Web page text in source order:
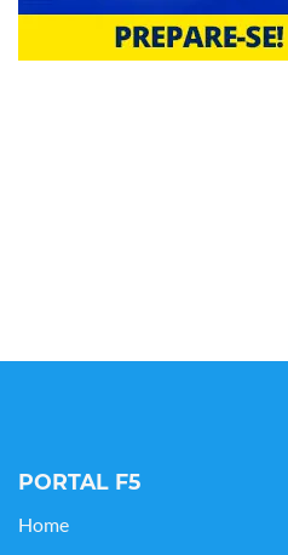
PORTAL F5
Home